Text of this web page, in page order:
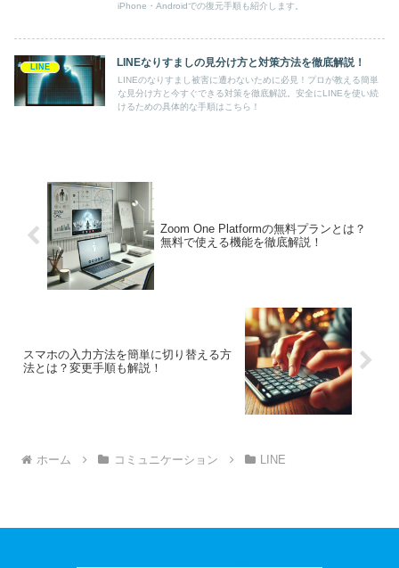
iPhone・Androidでの復元手順も紹介します。
LINE LINEなりすましの見分け方と対策方法を徹底解説！
LINEのなりすまし被害に遭わないために必見！プロが教える簡単
な見分け方と今すぐできる対策を徹底解説。安全にLINEを使い続
けるための具体的な手順はこちら！
Zoom One Platformの無料プランとは？
無料で使える機能を徹底解説！
スマホの入力方法を簡単に切り替える方
法とは？変更手順も解説！
ホーム コミュニケーション LINE